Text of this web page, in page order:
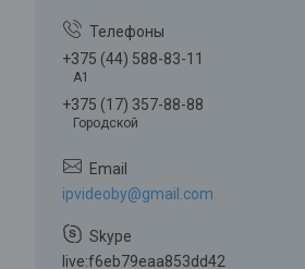
+375 (44) 588-83-11
A1
+375 (17) 357-88-88
Городской
ipvideoby@gmail.com
live:f6eb79eaa853dd42